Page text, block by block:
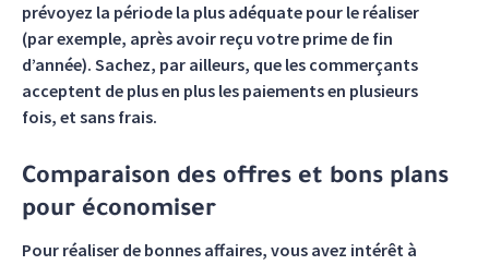
prévoyez la période la plus adéquate pour le réaliser
(par exemple, après avoir reçu votre prime de fin
d’année). Sachez, par ailleurs, que les commerçants
acceptent de plus en plus les paiements en plusieurs
fois, et sans frais.
Comparaison des offres et bons plans
pour économiser
Pour réaliser de bonnes affaires, vous avez intérêt à